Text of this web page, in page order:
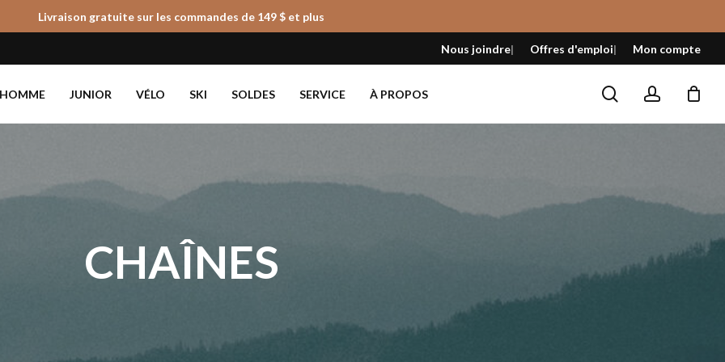
Livraison gratuite sur les commandes de 149 $ et plus
Nous joindre Offres d'emploi Mon compte
HOMME JUNIOR VÉLO SKI SOLDES SERVICE À PROPOS searchaccount
Fermer
le
panier
CHAÎNES